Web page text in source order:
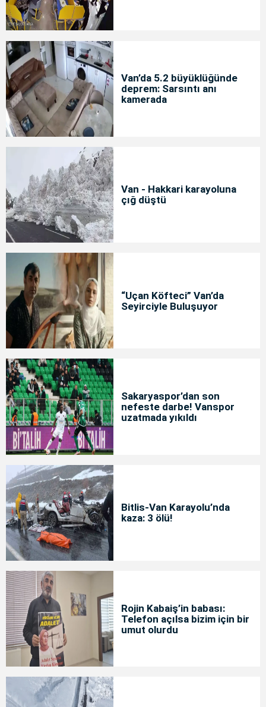
Van’da 5.2 büyüklüğünde
deprem: Sarsıntı anı
kamerada
Van - Hakkari karayoluna
çığ düştü
“Uçan Köfteci” Van’da
Seyirciyle Buluşuyor
Sakaryaspor’dan son
nefeste darbe! Vanspor
uzatmada yıkıldı
Bitlis-Van Karayolu’nda
kaza: 3 ölü!
Rojin Kabaiş’in babası:
Telefon açılsa bizim için bir
umut olurdu